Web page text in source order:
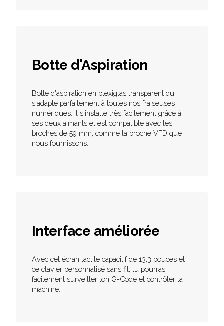
Botte d'Aspiration
Botte d'aspiration en plexiglas transparent qui
s'adapte parfaitement à toutes nos fraiseuses
numériques. Il s'installe très facilement grâce à
ses deux aimants et est compatible avec les
broches de 59 mm, comme la broche VFD que
nous fournissons.
Interface améliorée
Avec cet écran tactile capacitif de 13,3 pouces et
ce clavier personnalisé sans fil, tu pourras
facilement surveiller ton G-Code et contrôler ta
machine.